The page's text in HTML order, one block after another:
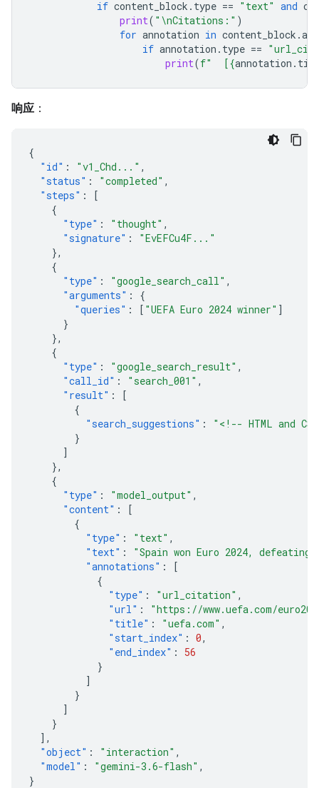
if content_block . type == "text" and
print( " \nCitations:" )
for annotation in content_block .
if annotation . type ==
print(f"  [{annotation .
响应 ：
{
"id" : "v1_Chd..." ,
"status" : "completed" ,
"steps" :
[
{
"type" : "thought" ,
"signature" :
"EvEFCu4F..."
},
{
"type" : "google_search_call" ,
"arguments" :
{
"queries" : [ "UEFA Euro 2024 winner" ]
}
},
{
"type" : "google_search_result" ,
"call_id" : "search_001" ,
"result" :
[
{
"search_suggestions" :
"<!-- HTML and
}
]
},
{
"type" : "model_output" ,
"content" :
[
{
"type" : "text" ,
"text" :
"Spain won Euro 2024,
"annotations" :
[
{
"type" : "url_citation" ,
"url" :
"https://www.uefa.com/
"title" : "uefa.com" ,
"start_index" : 0,
"end_index" :
56
}
]
}
]
}
],
"object" : "interaction" ,
"model" : "gemini-3.6-flash" ,
}